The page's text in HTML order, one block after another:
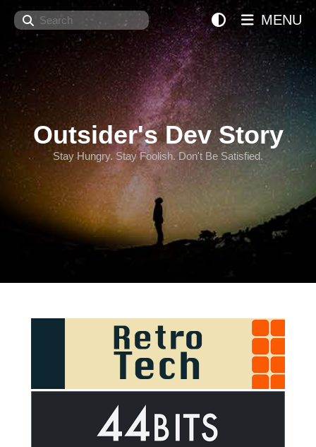
Search
Outsider's Dev Story
Stay Hungry. Stay Foolish. Don't Be Satisfied.
MENU